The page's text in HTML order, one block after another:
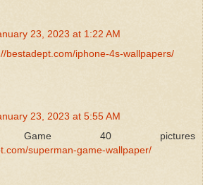
23, 2023 at 1:22 AM
bestadept.com/iphone-4s-wallpapers/
23, 2023 at 5:55 AM
Game 40 pictures
superman-game-wallpaper/